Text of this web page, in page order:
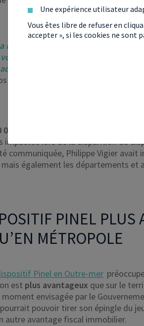
une mission parlementaire qui va
quels sont les outils qu’il faut
aux territoires ultramarins ».
tenus par Philippe Vigier, lors de sa
000 habitants
impactée lors de la disparition du
communiquée, Philippe Vigier
mais également les départements et
PINEL PLUS
MÉTROPOLE
Pinel en Outre-mer
est plus avantageux que sur le
moment envisagée par le
pouvoir tirer son épingle du
autre avantage fiscal immobilier.
Une expérience utilisateur
Vous êtes libre de refuser en
accepter », si les cookies ne sont